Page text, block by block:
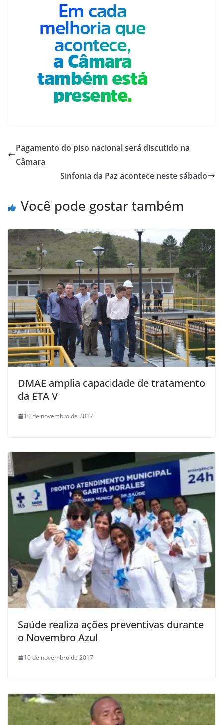
Pagamento do piso nacional será discutido na
Câmara
Sinfonia da Paz acontece neste sábado
Você pode gostar também
DMAE amplia capacidade de tratamento
da ETA V
10 de novembro de 2017
Saúde realiza ações preventivas durante
o Novembro Azul
10 de novembro de 2017